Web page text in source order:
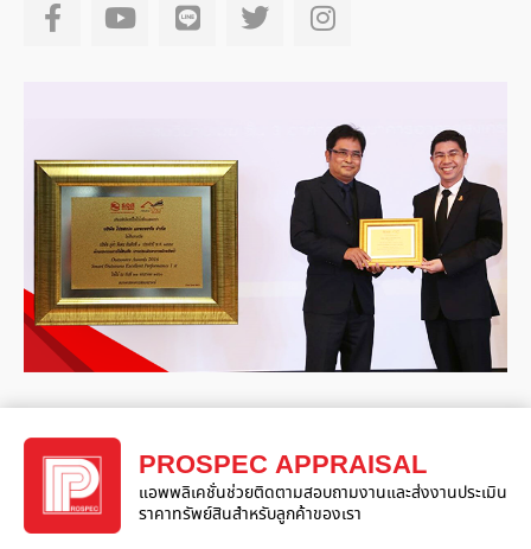
PROSPEC APPRAISAL
แอพพลิเคชั่นช่วยติดตามสอบถามงานและส่งงานประเมิน
ราคาทรัพย์สินสำหรับลูกค้าของเรา